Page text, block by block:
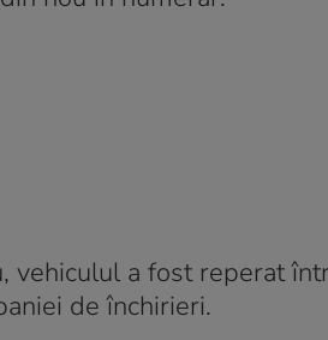
vehiculul a fost reperat
de închirieri.